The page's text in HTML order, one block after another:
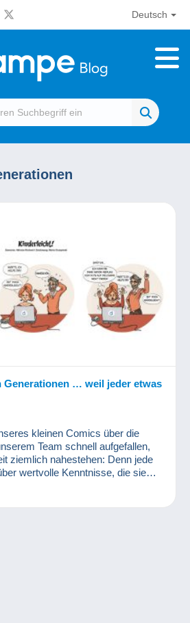
Deutsch
Generationen … weil jeder etwas
kleinen Comics über die
Team schnell aufgefallen,
ziemlich nahestehen: Denn jede
wertvolle Kenntnisse, die sie
teilen kann...